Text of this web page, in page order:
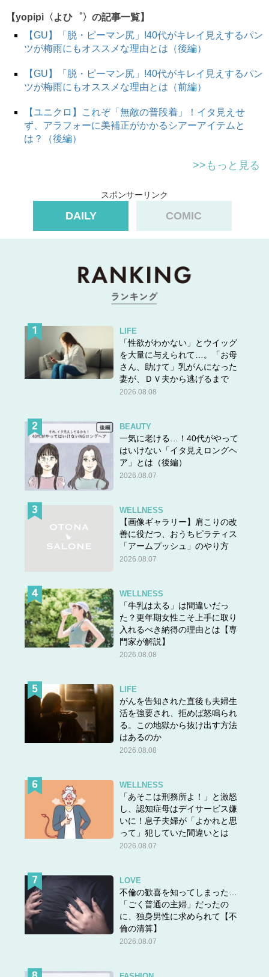
の履き心地、めっちゃ好き〜！
まですっぽりカバーしてくれるジャストウエストなのがす
ごく嬉しいです。なんなの、この安心感！？
にくく、むやみやたらにお肉がはみ出ない！ 荒ぶるボディ
を品よく抑え込んでくれているのがわかりますね。
デザインにダサさがなく洒落感満
人っぽいニュアンスカラーとリブ編みのこなれた生地
かげで、がっつりハイライズのショーツなのに、
スタイリッシュなんですよ！これぞマメクロマジック〜！
洗練度高し！オシャレなブルー
シンプルなベーシックカラー展開でどれも素敵なのです
が、特におすすめなのが洒落感増し増しな「濃ブルー」！
このカラーは、「これってブルーなの？じゃなくてネイビ
ーなの？ほんとはどっちなの！？」みたいな、深く濃い不
に入ってます。
また、スタイリッシュでニュートラルなデザインなので、
しゃがんだ時にちょっと覗いてしまっても下品な感じがし
思わせるような、不思議な清潔感。しゃがんだり立ったり
膝をついたりして、日々どすこいフォームの作業を繰り返
す母ですので、助かりますねえ。まさに「オトナ女子のた
めのショーツ」です♪
今回ご紹介したショーツはS~3XLと幅広いサイズ展開で
す。マメクロの商品はユニクロの通常のサイズ感より小さ
めの印象があるので、大きめを選ぼうかと思ったのです
が、生地が伸びそうだったのでいつも選んでいるサイズに
いつものサイズを選ぶか、ゆったりめが好みならワンサイ
ズ大きめを選ぶと失敗がないかなと思います。フィット感
が気持ちいい&かなり伸びる生地なので、スキニーパンツ
やレギンスパンツと合わせてもすっきり美しくキマります
ツ」や「ウルトラストレッチスキニーハイライズジーン
【yopipi〈よひ゜〉の記事一覧】
【GU】「脱・ピーマン尻」!40代がキレイ見えするパン
ツが梅雨にもオススメな理由とは（後編）
【GU】「脱・ピーマン尻」!40代がキレイ見えするパン
ツが梅雨にもオススメな理由とは（前編）
【ユニクロ】これぞ「無敵の普段着」！イタ見えせ
ず、アラフォーに美補正がかかるシアーアイテムと
は？（後編）
>>もっと見る
スポンサーリンク
DAILY COMIC
LIFE
「性欲がわかない」とウイッグ
を大量に与えられて…。「お母
さん、助けて」乳がんになった
妻が、ＤＶ夫から逃げるまで
2026.08.08
BEAUTY
一気に老ける…！40代がやって
はいけない「イタ見えロングヘ
ア」とは（後編）
2026.08.07
WELLNESS
【画像ギャラリー】肩こりの改
善に役だつ、おうちピラティス
「アームプッシュ」のやり方
2026.08.07
WELLNESS
「牛乳は太る」は間違いだっ
た？更年期女性こそ上手に取り
入れるべき納得の理由とは【専
門家が解説】
2026.08.08
LIFE
がんを告知された直後も夫婦生
活を強要され、拒めば怒鳴られ
る。この地獄から抜け出す方法
はあるのか
2026.08.08
WELLNESS
「あそこは刑務所よ！」と激怒
し、認知症母はデイサービス嫌
いに！息子夫婦が「よかれと思
って」犯していた間違いとは
2026.08.07
LOVE
不倫の歓喜を知ってしまった…
「ごく普通の主婦」だったの
に、独身男性に求められて【不
倫の清算】
2026.08.07